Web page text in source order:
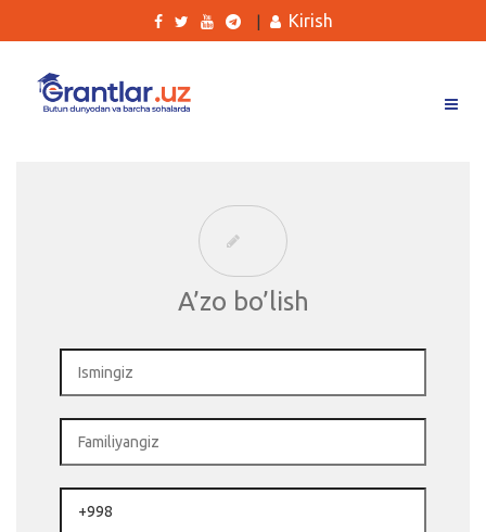
Kirish
A’zo bo’lish